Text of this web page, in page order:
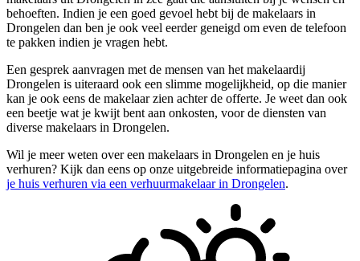
behoeften. Indien je een goed gevoel hebt bij de makelaars in
Drongelen dan ben je ook veel eerder geneigd om even de telefoon
te pakken indien je vragen hebt.
Een gesprek aanvragen met de mensen van het makelaardij
Drongelen is uiteraard ook een slimme mogelijkheid, op die manier
kan je ook eens de makelaar zien achter de offerte. Je weet dan ook
een beetje wat je kwijt bent aan onkosten, voor de diensten van
diverse makelaars in Drongelen.
Wil je meer weten over een makelaars in Drongelen en je huis
verhuren? Kijk dan eens op onze uitgebreide informatiepagina over
je huis verhuren via een verhuurmakelaar in Drongelen.